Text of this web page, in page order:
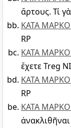
ἄρτους. Τί
ΚΑΤΑ
RP
ΚΑΤΑ
ἔχετε Treg
ΚΑΤΑ
RP
ΚΑΤΑ